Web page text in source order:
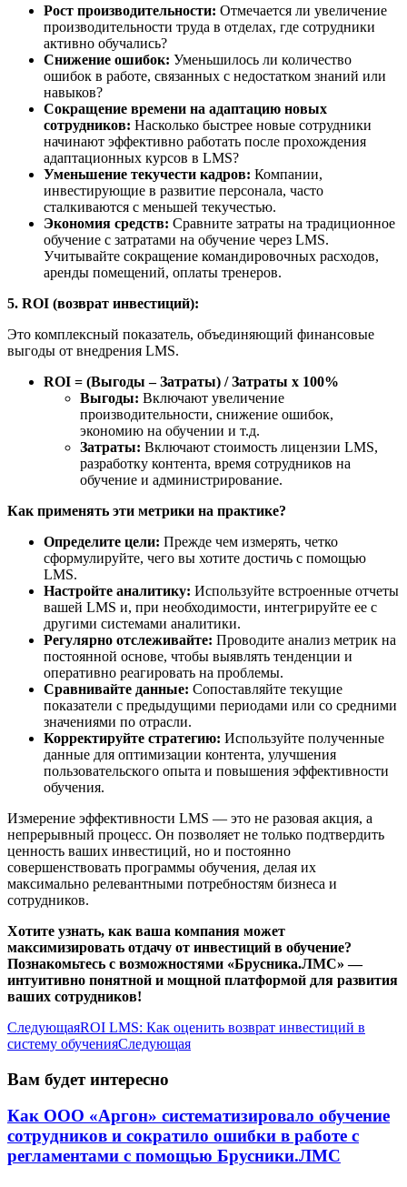
Рост производительности: Отмечается ли увеличение
производительности труда в отделах, где сотрудники
активно обучались?
Снижение ошибок: Уменьшилось ли количество
ошибок в работе, связанных с недостатком знаний или
навыков?
Сокращение времени на адаптацию новых
сотрудников: Насколько быстрее новые сотрудники
начинают эффективно работать после прохождения
адаптационных курсов в LMS?
Уменьшение текучести кадров: Компании,
инвестирующие в развитие персонала, часто
сталкиваются с меньшей текучестью.
Экономия средств: Сравните затраты на традиционное
обучение с затратами на обучение через LMS.
Учитывайте сокращение командировочных расходов,
аренды помещений, оплаты тренеров.
5. ROI (возврат инвестиций):
Это комплексный показатель, объединяющий финансовые
выгоды от внедрения LMS.
ROI = (Выгоды – Затраты) / Затраты x 100%
Выгоды: Включают увеличение
производительности, снижение ошибок,
экономию на обучении и т.д.
Затраты: Включают стоимость лицензии LMS,
разработку контента, время сотрудников на
обучение и администрирование.
Как применять эти метрики на практике?
Определите цели: Прежде чем измерять, четко
сформулируйте, чего вы хотите достичь с помощью
LMS.
Настройте аналитику: Используйте встроенные отчеты
вашей LMS и, при необходимости, интегрируйте ее с
другими системами аналитики.
Регулярно отслеживайте: Проводите анализ метрик на
постоянной основе, чтобы выявлять тенденции и
оперативно реагировать на проблемы.
Сравнивайте данные: Сопоставляйте текущие
показатели с предыдущими периодами или со средними
значениями по отрасли.
Корректируйте стратегию: Используйте полученные
данные для оптимизации контента, улучшения
пользовательского опыта и повышения эффективности
обучения.
Измерение эффективности LMS — это не разовая акция, а
непрерывный процесс. Он позволяет не только подтвердить
ценность ваших инвестиций, но и постоянно
совершенствовать программы обучения, делая их
максимально релевантными потребностям бизнеса и
сотрудников.
Хотите узнать, как ваша компания может
максимизировать отдачу от инвестиций в обучение?
Познакомьтесь с возможностями «Брусника.ЛМС» —
интуитивно понятной и мощной платформой для развития
ваших сотрудников!
СледующаяROI LMS: Как оценить возврат инвестиций в
систему обученияСледующая
Вам будет интересно
Как ООО «Аргон» систематизировало обучение
сотрудников и сократило ошибки в работе с
регламентами с помощью Брусники.ЛМС